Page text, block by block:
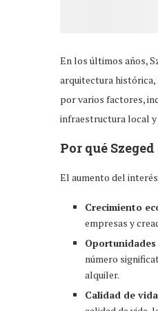
En los últimos años,
arquitectura histórica,
por varios factores,
infraestructura local y
Por qué
El aumento del
Crecimiento
empresas y
número
alquiler.
Calidad de vida